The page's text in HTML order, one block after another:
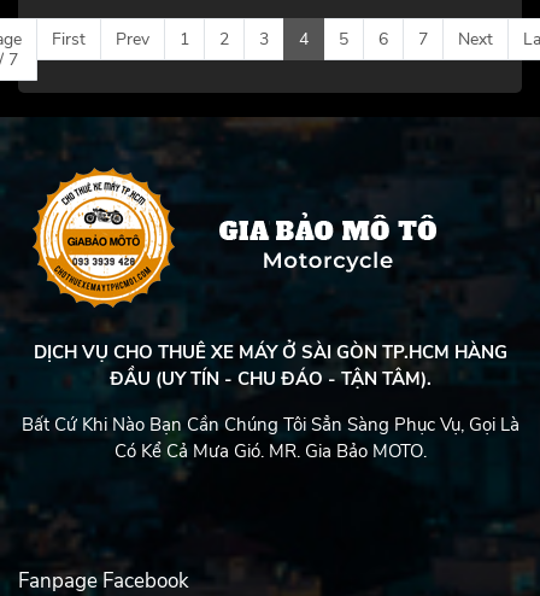
7
First Prev 1 2 3 4 5 6 7 Next
DỊCH VỤ CHO THUÊ XE MÁY Ở SÀI GÒN TP.HCM HÀNG
ĐẦU (UY TÍN - CHU ĐÁO - TẬN TÂM).
Bất Cứ Khi Nào Bạn Cần Chúng Tôi Sẳn Sàng Phục Vụ, Gọi Là
Có Kể Cả Mưa Gió. MR. Gia Bảo MOTO.
Fanpage Facebook